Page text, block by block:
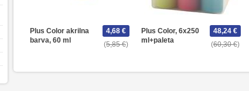
Plus Color akrilna
barva, 60 ml
5,85 €
4,68 €
Plus Color, 6x250
ml+paleta
60,30 €
48,24 €